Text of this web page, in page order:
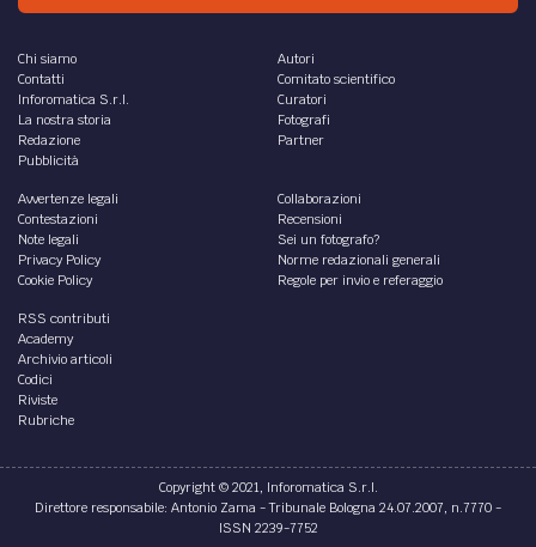
Chi siamo
Contatti
Inforomatica S.r.l.
La nostra storia
Redazione
Pubblicità
Autori
Comitato scientifico
Curatori
Fotografi
Partner
Avvertenze legali
Contestazioni
Note legali
Privacy Policy
Cookie Policy
Collaborazioni
Recensioni
Sei un fotografo?
Norme redazionali generali
Regole per invio e referaggio
RSS contributi
Academy
Archivio articoli
Codici
Riviste
Rubriche
Copyright © 2021, Inforomatica S.r.l.
Direttore responsabile: Antonio Zama - Tribunale Bologna 24.07.2007, n.7770 -
ISSN 2239-7752